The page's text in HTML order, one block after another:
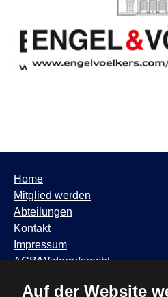
Auf der Website
Home
Mitglied werden
Abteilungen
Kontakt
Impressum
AGB/Widerrufsrecht